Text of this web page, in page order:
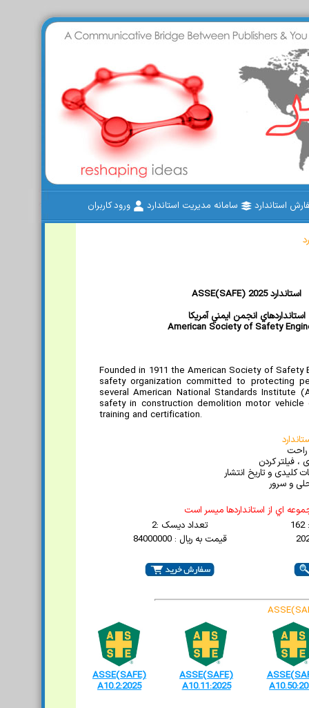
استاندارد سامانه مدیریت استاندارد ورود کاربران
ASSE(SAFE) 2025 استاندارد
استانداردهاي انجمن ايمني آمريکا
American Society of Safety
Founded in 1911 the American Society of
safety organization committed to protecting
several American National Standards
safety in construction demolition motor
training and certification.
راحت
فیلتر کردن
کلیدی و تاریخ انتشار
و سرور
اي از استانداردها ميسر است
تعداد دیسک :2
قیمت به ریال : 84000000
ASSE(SAFE)
A10.2:2025
ASSE(SAFE)
A10.11:2025